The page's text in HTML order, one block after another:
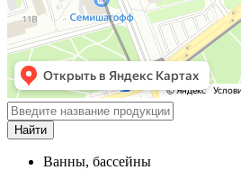
Ванны, бассейны